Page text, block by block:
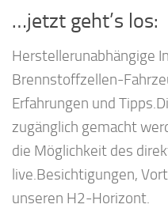
…jetzt geht’s los:
Herstellerunabhängige
Brennstoffzellen-
Erfahrungen und
zugänglich gemacht
die Möglichkeit des
live.Besichtigungen,
unseren H2-Horizont.